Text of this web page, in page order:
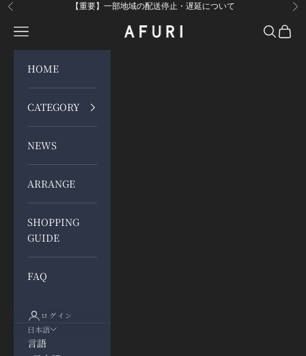
コンテンツへスキップ
前へ 【重要】一部地域の配送停止・遅延について 次
らーめんAFURI 公式通販サイト
メニューを開く 検索を開
カー
HOME
CATEGORY
NEWS
ARRANGE
SHOPPING
GUIDE
FAQ
ログイン
日本語
言語